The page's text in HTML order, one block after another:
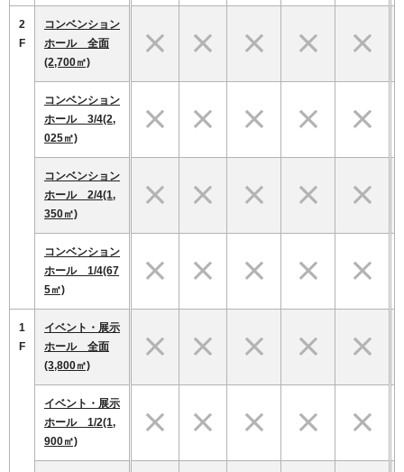
2
F
コンベンション
ホール 全面
(2,700㎡)
コンベンション
ホール 3/4(2,
025㎡)
コンベンション
ホール 2/4(1,
350㎡)
コンベンション
ホール 1/4(67
5㎡)
1
F
イベント・展示
ホール 全面
(3,800㎡)
イベント・展示
ホール 1/2(1,
900㎡)